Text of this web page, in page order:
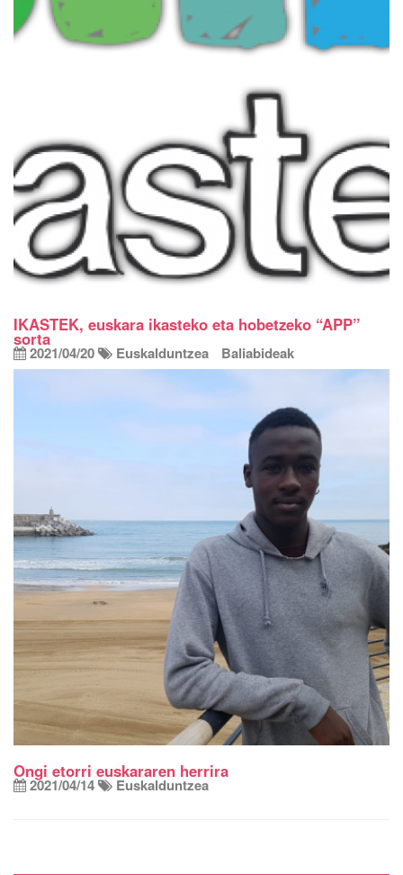
IKASTEK, euskara ikasteko eta hobetzeko “APP”
sorta
2021/04/20 Euskalduntzea Baliabideak
Ongi etorri euskararen herrira
2021/04/14 Euskalduntzea